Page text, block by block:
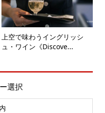
上空で味わうイングリッシ
ュ・ワイン《Discove...
選択